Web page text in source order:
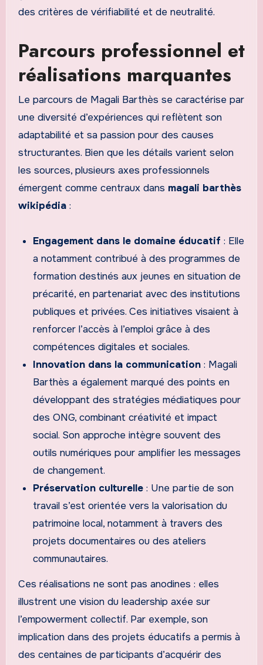
des critères de vérifiabilité et de neutralité.
Parcours professionnel et
réalisations marquantes
Le parcours de Magali Barthès se caractérise par
une diversité d’expériences qui reflètent son
adaptabilité et sa passion pour des causes
structurantes. Bien que les détails varient selon
les sources, plusieurs axes professionnels
émergent comme centraux dans magali barthès
wikipédia:
Engagement dans le domaine éducatif : Elle
a notamment contribué à des programmes de
formation destinés aux jeunes en situation de
précarité, en partenariat avec des institutions
publiques et privées. Ces initiatives visaient à
renforcer l’accès à l’emploi grâce à des
compétences digitales et sociales.
Innovation dans la communication : Magali
Barthès a également marqué des points en
développant des stratégies médiatiques pour
des ONG, combinant créativité et impact
social. Son approche intègre souvent des
outils numériques pour amplifier les messages
de changement.
Préservation culturelle : Une partie de son
travail s’est orientée vers la valorisation du
patrimoine local, notamment à travers des
projets documentaires ou des ateliers
communautaires.
Ces réalisations ne sont pas anodines : elles
illustrent une vision du leadership axée sur
l’empowerment collectif. Par exemple, son
implication dans des projets éducatifs a permis à
des centaines de participants d’acquérir des